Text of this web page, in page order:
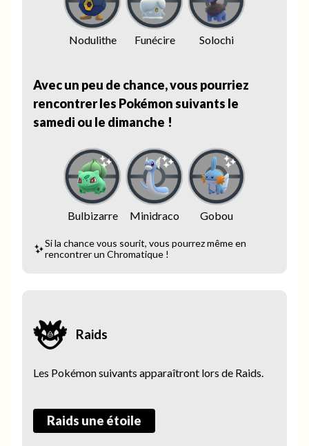
Nodulithe Funécire Solochi
Avec un peu de chance, vous pourriez
rencontrer les Pokémon suivants le
samedi ou le dimanche !
Bulbizarre Minidraco Gobou
Si la chance vous sourit, vous pourrez même en
rencontrer un Chromatique !
Raids
Les Pokémon suivants apparaîtront lors de Raids.
Raids une étoile